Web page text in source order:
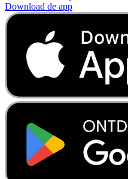
Download de app